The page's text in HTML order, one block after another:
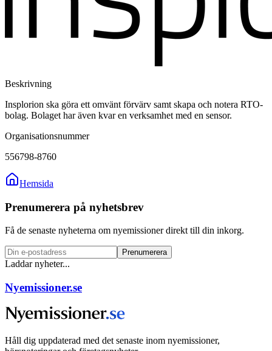
Beskrivning
Insplorion ska göra ett omvänt förvärv samt skapa och notera RTO-
bolag. Bolaget har även kvar en verksamhet med en sensor.
Organisationsnummer
556798-8760
Hemsida
Prenumerera på nyhetsbrev
Få de senaste nyheterna om nyemissioner direkt till din inkorg.
Prenumerera
Laddar nyheter...
Nyemissioner.se
Håll dig uppdaterad med det senaste inom nyemissioner,